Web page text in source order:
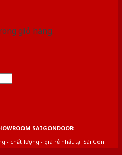
giỏ hàng.
SAIGONDOOR
- chất lượng - giá rẻ nhất tại Sài Gòn